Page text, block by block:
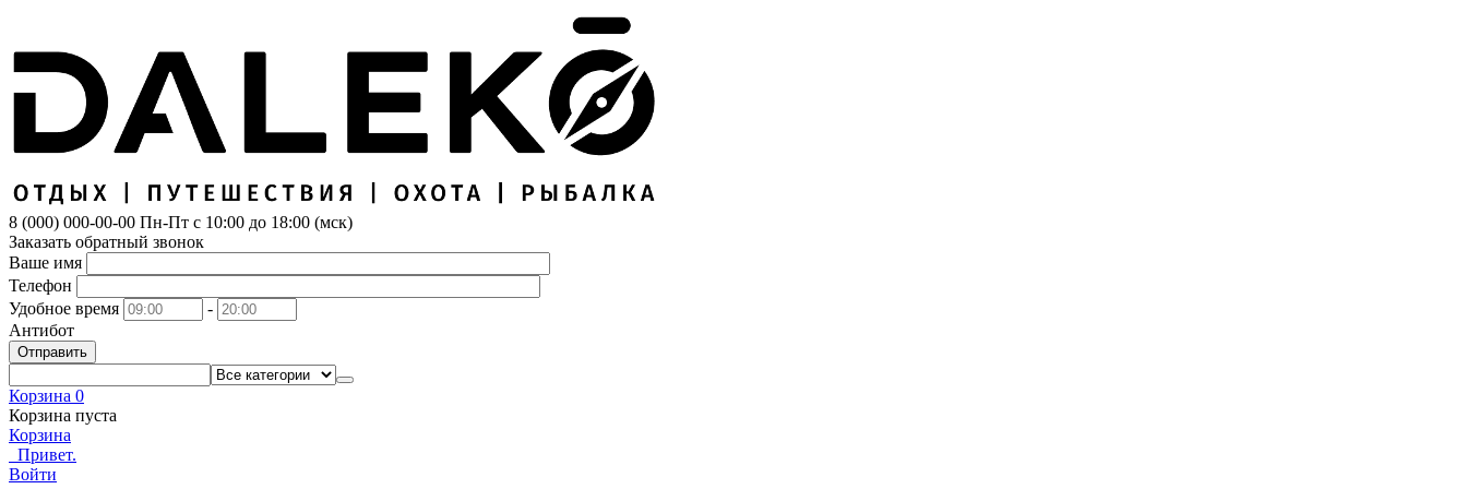
8 (000) 000-00-00 Пн-Пт с 10:00 до 18:00 (мск)
Заказать обратный звонок
Ваше имя
Телефон
Удобное время
-
Антибот
Отправить
Корзина 0
Корзина пуста
Корзина
Привет.
Войти